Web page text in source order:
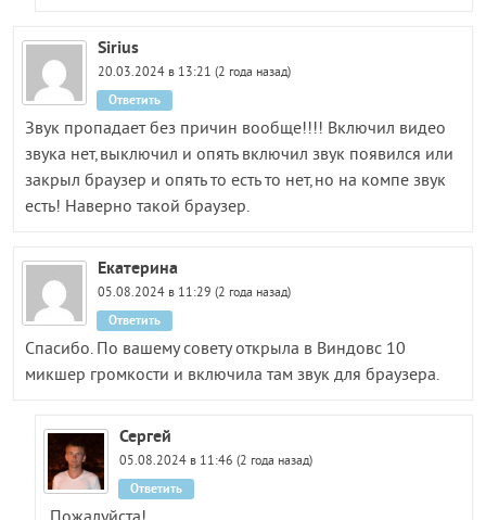
Sirius
20.03.2024 в 13:21 (2 года назад)
Звук пропадает без причин вообще!!!! Включил видео
звука нет,выключил и опять включил звук появился или
закрыл браузер и опять то есть то нет,но на компе звук
есть! Наверно такой браузер.
Ответить
Екатерина
05.08.2024 в 11:29 (2 года назад)
Спасибо. По вашему совету открыла в Виндовс 10
микшер громкости и включила там звук для браузера.
Ответить
Сергей
05.08.2024 в 11:46 (2 года назад)
Ответить